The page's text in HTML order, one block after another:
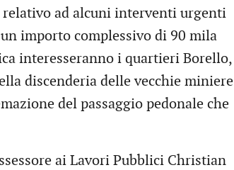
ad alcuni interventi urgenti
importo complessivo di 90 mila
interesseranno i quartieri Borello,
discenderia delle vecchie miniere
del passaggio pedonale che
ai Lavori Pubblici Christian